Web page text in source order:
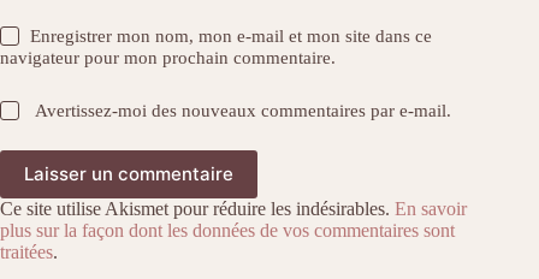
Enregistrer mon nom, mon e-mail et mon site dans ce
navigateur pour mon prochain commentaire.
Avertissez-moi des nouveaux commentaires par e-mail.
Laisser un commentaire
Ce site utilise Akismet pour réduire les indésirables. En savoir
plus sur la façon dont les données de vos commentaires sont
traitées.